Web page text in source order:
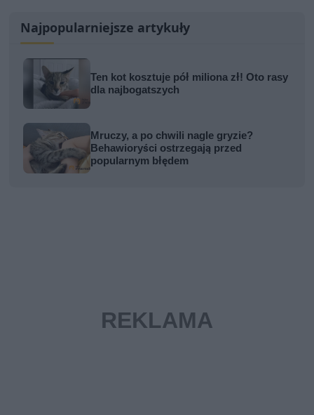
Najpopularniejsze artykuły
Ten kot kosztuje pół miliona zł! Oto rasy
dla najbogatszych
Mruczy, a po chwili nagle gryzie?
Behawioryści ostrzegają przed
popularnym błędem